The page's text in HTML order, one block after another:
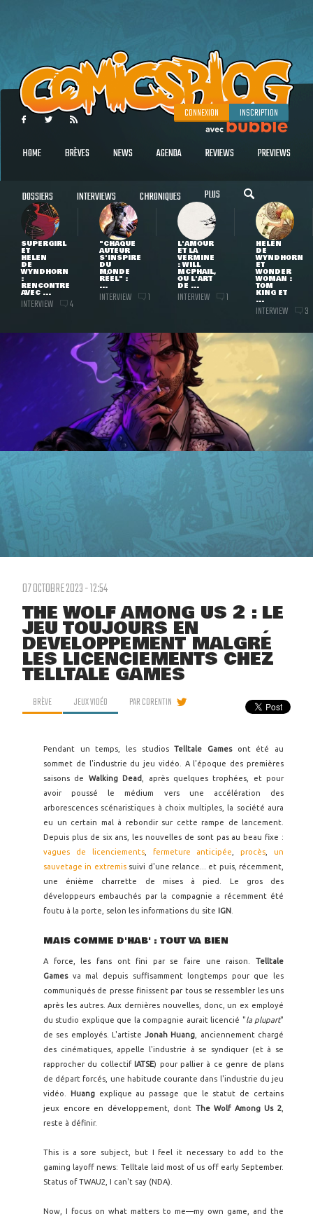
CONNEXION INSCRIPTION
HOME BRÈVES NEWS AGENDA REVIEWS PREVIEWS
DOSSIERS INTERVIEWS CHRONIQUES PLUS
SUPERGIRL
ET
HELEN
DE
WYNDHORN
:
RENCONTRE
AVEC ...
INTERVIEW 4
"CHAQUE
AUTEUR
S'INSPIRE
DU
MONDE
RÉEL" :
...
INTERVIEW 1
L'AMOUR
ET LA
VERMINE
: WILL
MCPHAIL,
OU L'ART
DE ...
INTERVIEW 1
HELEN
DE
WYNDHORN
ET
WONDER
WOMAN :
TOM
KING ET
...
INTERVIEW 3
07 OCTOBRE 2023 - 12:54
THE WOLF AMONG US 2 : LE
JEU TOUJOURS EN
DÉVELOPPEMENT MALGRÉ
LES LICENCIEMENTS CHEZ
TELLTALE GAMES
BRÈVE JEUX VIDÉO PARCORENTIN
Pendant un temps, les studiosTelltale Gamesont été au
sommet de l'industrie du jeu vidéo. A l'époque des premières
saisons de Walking Dead
, après quelques trophées, et pour
avoir poussé le médium vers une accélération des
arborescences scénaristiques à choix multiples, la société aura
eu un certain mal à rebondir sur cette rampe de lancement.
Depuis plus de six ans, les nouvelles de sont pas au beau fixe :
vagues de licenciements, fermeture anticipée ,procès ,un
sauvetage in extremissuivi d'une relance... et puis, récemment,
une énième charrette de mises à pied. Le gros des
développeurs embauchés par la compagnie a récemment été
foutu à la porte, selon les informations du site IGN
MAIS COMME D'HAB' : TOUT VA BIEN
A force, les fans ont fini par se faire une raison. Telltale
Gamesva mal depuis suffisamment longtemps pour que les
communiqués de presse finissent par tous se ressembler les uns
après les autres. Aux dernières nouvelles, donc, un ex employé
du studio explique que la compagnie aurait licencié "la plupart"
de ses employés. L'artisteJonah Huang , anciennement chargé
des cinématiques, appelle l'industrie à se syndiquer (et à se
rapprocher du collectif IATSE) pour pallier à ce genre de plans
de départ forcés, une habitude courante dans l'industrie du jeu
vidéo.
Huangexplique au passage que le statut de certains
jeux encore en développement, dont The Wolf Among Us 2
reste à définir.
This is a sore subject, but I feel it necessary to add to the
gaming layoff news: Telltale laid most of us off early September.
Status of TWAU2, I can't say (NDA).
Now, I focus on what matters to me—my own game, and the